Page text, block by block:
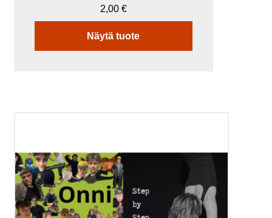
2,00 €
Näytä tuote